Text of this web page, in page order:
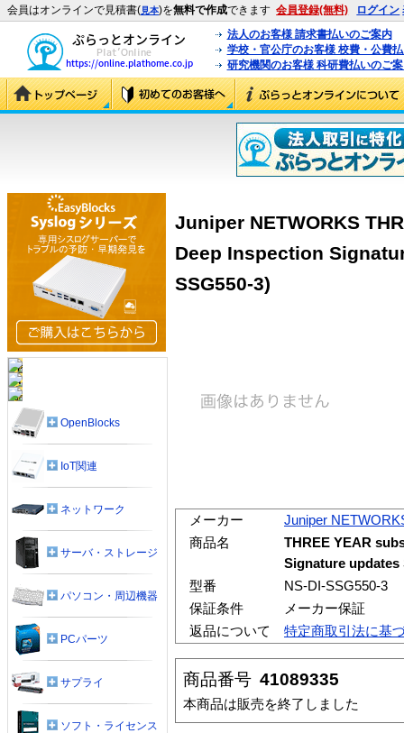
会員はオンラインで見積書(見本)を無料で作成できます 会員登録(無料) ログイン
法人のお客様 請求書払いのご案内
学校・官公庁のお客様 校費・公費
研究機関のお客様 科研費払いのご
Juniper NETWORKS
Deep Inspection
SSG550-3)
メーカー
Juniper
商品名
THREE YEAR
Signature updates
型番
NS-DI-SSG550-3
保証条件
メーカー保証
返品について
特定商取引法に基
商品番号 41089335
本商品は販売を終了しました
OpenBlocks
IoT関連
ネットワーク
サーバ・ストレージ
パソコン・周辺機器
PCパーツ
サプライ
ソフト・ライセンス